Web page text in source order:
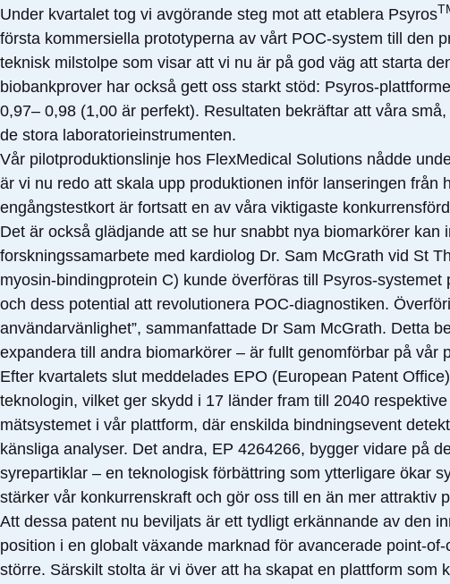
Under kvartalet tog vi avgörande steg mot att etablera Psyros
första kommersiella prototyperna av vårt POC-system till den
teknisk milstolpe som visar att vi nu är på god väg att starta
biobankprover har också gett oss starkt stöd: Psyros-
0,97– 0,98 (1,00 är perfekt). Resultaten bekräftar att våra
de stora laboratorieinstrumenten.
Vår pilotproduktionslinje hos FlexMedical Solutions nådde
är vi nu redo att skala upp produktionen inför lanseringen
engångstestkort är fortsatt en av våra viktigaste
Det är också glädjande att se hur snabbt nya biomarkörer
forskningssamarbete med kardiolog Dr. Sam McGrath vid St
myosin-bindingprotein C) kunde överföras till Psyros-
och dess potential att revolutionera POC-diagnostiken.
användarvänlighet”, sammanfattade Dr Sam McGrath. Detta
expandera till andra biomarkörer – är fullt genomförbar på vår
Efter kvartalets slut meddelades EPO (European Patent
teknologin, vilket ger skydd i 17 länder fram till 2040
mätsystemet i vår plattform, där enskilda bindningsevent
känsliga analyser. Det andra, EP 4264266, bygger vidare på
syrepartiklar – en teknologisk förbättring som ytterligare ökar
stärker vår konkurrenskraft och gör oss till en än mer attraktiv
Att dessa patent nu beviljats är ett tydligt erkännande av den
position i en globalt växande marknad för avancerade point-
större. Särskilt stolta är vi över att ha skapat en plattform